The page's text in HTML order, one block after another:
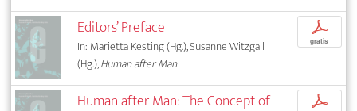
Editors’ Preface
In: Marietta Kesting (Hg.), Susanne Witzgall
(Hg.),Human after Man
p
gratis
Human after Man: The Concept of p